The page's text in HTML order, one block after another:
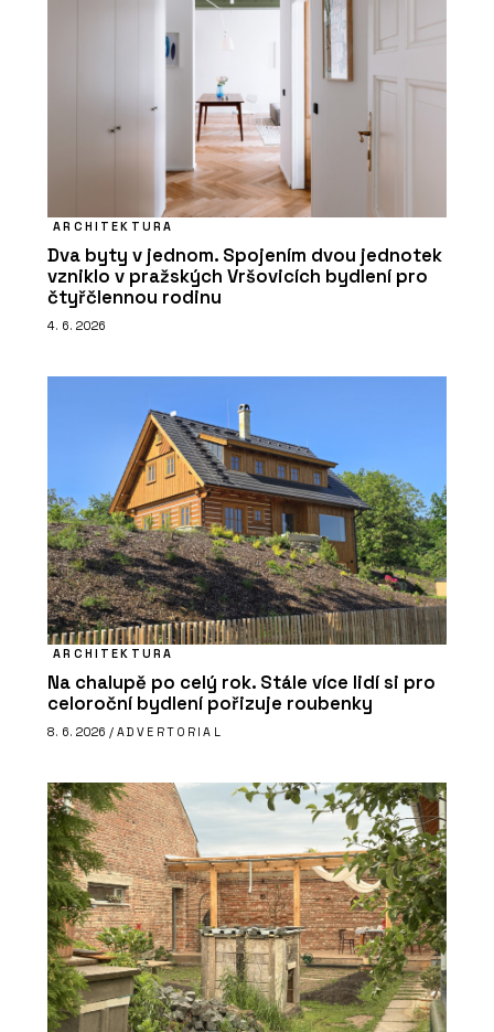
ARCHITEKTURA
Dva byty v jednom. Spojením dvou jednotek
vzniklo v pražských Vršovicích bydlení pro
čtyřčlennou rodinu
4. 6. 2026
ARCHITEKTURA
Na chalupě po celý rok. Stále více lidí si pro
celoroční bydlení pořizuje roubenky
8. 6. 2026 / ADVERTORIAL